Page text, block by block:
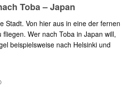
Toba – Japan
Stadt. Von hier aus in eine der fernen
Wer nach Toba in Japan will,
beispielsweise nach Helsinki und